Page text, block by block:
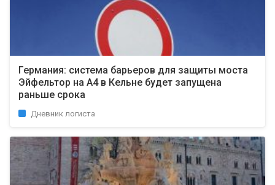
Германия: система барьеров для защиты моста
Эйфельтор на A4 в Кельне будет запущена
раньше срока
Дневник логиста